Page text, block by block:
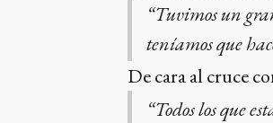
“Tuvimos un
teníamos que
De cara al cruce
“Todos los que